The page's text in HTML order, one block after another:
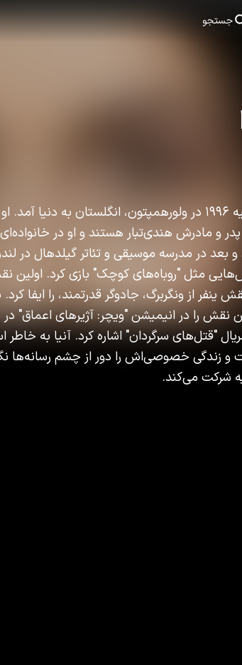
جستجو
آنیا چالوترا در ۲۱ ژوئیه ۱۹۹۶ در ولورهمپتون،
و مادرش هندی‌تبار هستند و او در
و بعد در مدرسه موسیقی و تئاتر گیلدهال در
مثل "روباه‌های کوچک" بازی کرد. اولین
که از سال ۲۰۱۹ نقش ینفر از ونگربرگ، جادوگر
"قتل‌های سرگردان" اشاره کرد. آنیا به
زندگی خصوصی‌اش را دور از چشم رسانه‌ها نگه
شرکت می‌کند.